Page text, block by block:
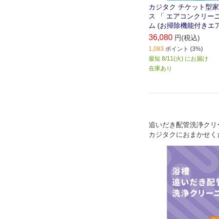
カジタク チケット型
ス 「 エアコンクリー
ム (お掃除機能付きエ
36,080 円(税込)
1,083 ポイント (3%)
最短 8/11(火) にお届け
在庫あり
追いだき配管洗浄ク
カジタクにおまかせ
仕様の「専用洗剤」